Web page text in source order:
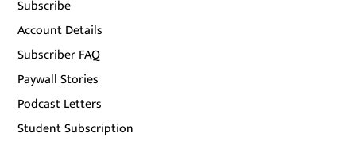
Subscribe
Account Details
Subscriber FAQ
Paywall Stories
Podcast Letters
Student Subscription